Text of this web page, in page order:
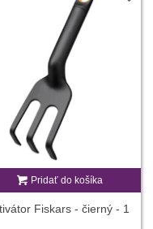
Pridať do košíka
Fiskars - čierný - 1